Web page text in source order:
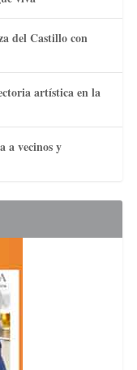
del Castillo con
artística en la
a vecinos y